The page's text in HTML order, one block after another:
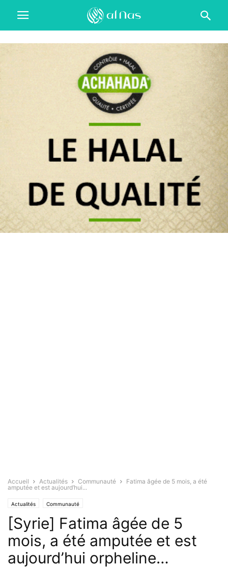
Accueil Actualités Communauté
Fatima âgée de 5 mois, a été
amputée et est aujourd’hui...
Actualités Communauté
[Syrie] Fatima âgée de 5
mois, a été amputée et est
aujourd’hui orpheline…